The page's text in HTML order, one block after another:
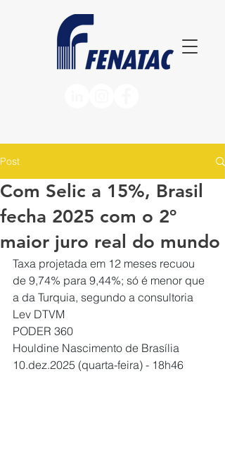
Post
Com Selic a 15%, Brasil
fecha 2025 com o 2º
maior juro real do mundo
Taxa projetada em 12 meses recuou
de 9,74% para 9,44%; só é menor que
a da Turquia, segundo a consultoria
Lev DTVM
PODER 360
Houldine Nascimento de Brasília
10.dez.2025 (quarta-feira) - 18h46